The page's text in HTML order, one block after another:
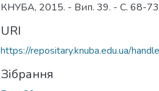
КНУБА, 2015. - Вип. 39. - С. 68-73.
URI
https://repositary.knuba.edu.ua/
Зібрання